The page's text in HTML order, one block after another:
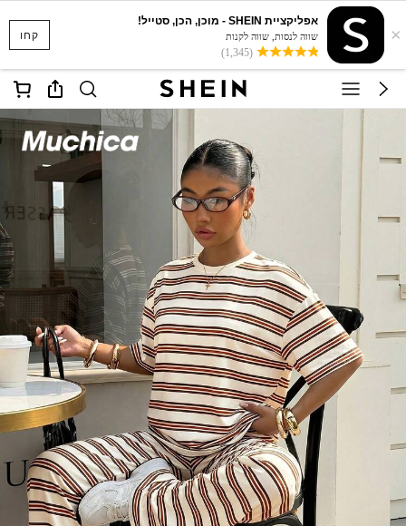
קחו ×
אפליקציית SHEIN - מוכן, הכן, סטייל!
שווה לנסות, שווה לקנות
(1,345)